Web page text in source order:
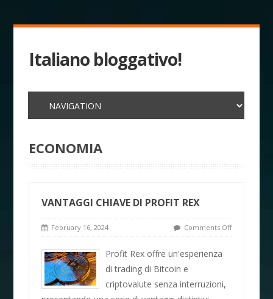
Italiano bloggativo!
ECONOMIA
VANTAGGI CHIAVE DI PROFIT REX
February 16, 2024 Comments Off
Profit Rex offre un'esperienza
di trading di Bitcoin e
criptovalute senza interruzioni,